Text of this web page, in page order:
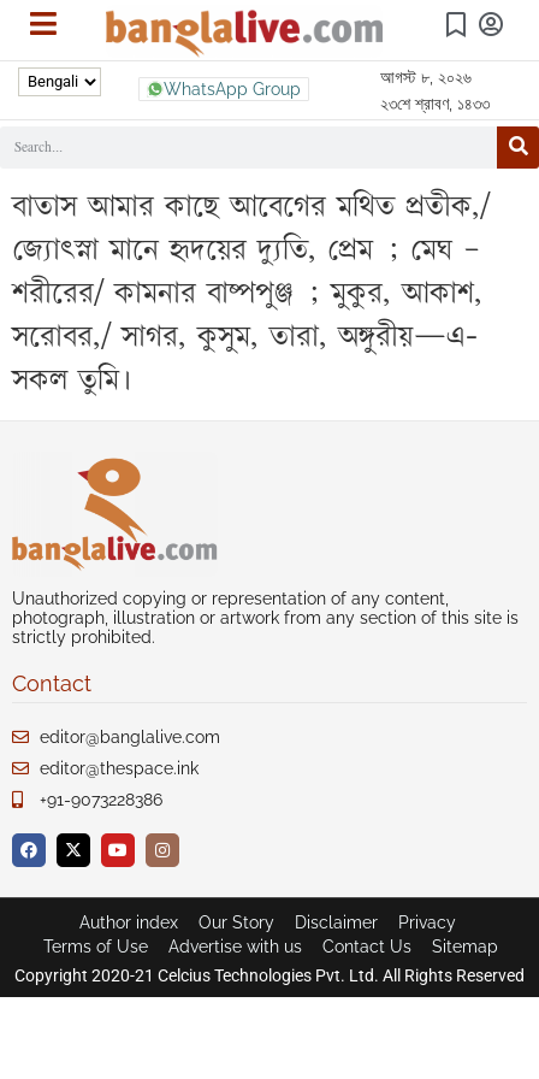
WhatsApp Group
আগস্ট ৮, ২০২৬
২৩শে শ্রাবণ, ১৪৩৩
বাতাস আমার কাছে আবেগের মথিত প্রতীক,/
জ্যোৎস্না মানে হৃদয়ের দ্যুতি, প্রেম ; মেঘ –
শরীরের/ কামনার বাষ্পপুঞ্জ ; মুকুর, আকাশ,
সরোবর,/ সাগর, কুসুম, তারা, অঙ্গুরীয়—এ-
সকল তুমি।
Unauthorized copying or representation of any content,
photograph, illustration or artwork from any section of this site is
strictly prohibited.
Contact
editor@banglalive.com
editor@thespace.ink
+91-9073228386
Copyright 2020-21 Celcius Technologies Pvt. Ltd. All Rights Reserved
Author index Our Story Disclaimer
Privacy
Terms of Use
Advertise with us Contact Us Sitemap